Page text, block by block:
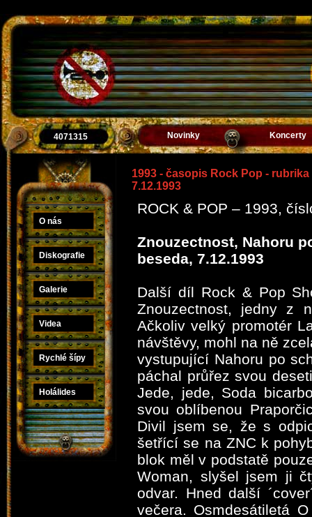
4071315 Novinky Koncerty
O nás
Diskografie
Galerie
Videa
Rychlé šípy
Holálides
1993 - časopis Rock Pop -
7.12.1993
ROCK & POP – 1993,
Znouzectnost, Nahoru
beseda, 7.12.1993
Další díl Rock & Pop
Znouzectnost, jedny z
Ačkoliv velký promotér
návštěvy, mohl na ně
vystupující Nahoru po
páchal průřez svou
Jede, jede, Soda
svou oblíbenou
Divil jsem se, že s
šetřící se na ZNC k
blok měl v podstatě
Woman, slyšel jsem ji
odvar. Hned další
večera. Osmdesátiletá